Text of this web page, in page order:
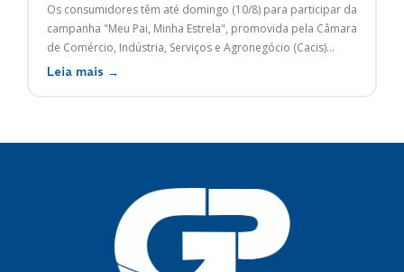
Os consumidores têm até domingo (10/8) para participar da
campanha "Meu Pai, Minha Estrela", promovida pela Câmara
de Comércio, Indústria, Serviços e Agronegócio (Cacis)...
Leia mais →